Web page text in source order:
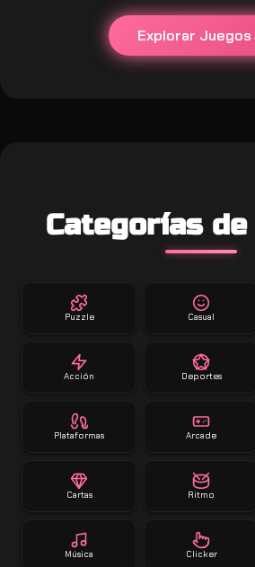
Explorar Juegos
Categorías de
Puzzle Casual
Acción Deportes
Plataformas Arcade
Cartas Ritmo
Música Clicker